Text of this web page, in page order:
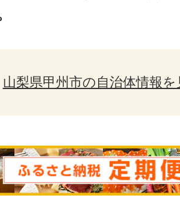
山梨県甲州市の自治体情報を